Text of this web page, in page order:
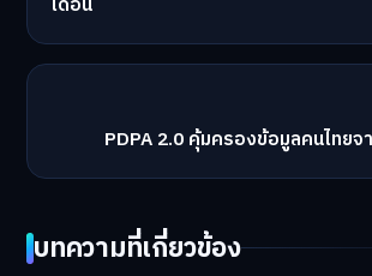
PDPA 2.0 คุ้มครองข้อมูลคนไทยจ
บทความที่เกี่ยวข้อง